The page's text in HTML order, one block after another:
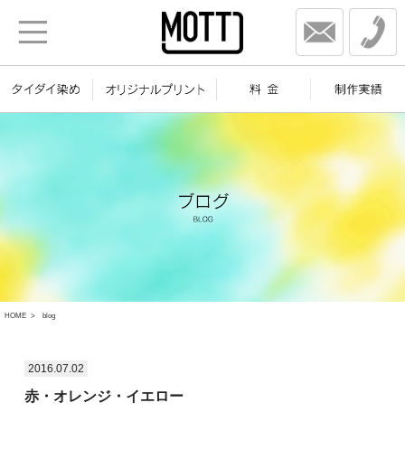
HOME blog
2016.07.02
赤・オレンジ・イエロー